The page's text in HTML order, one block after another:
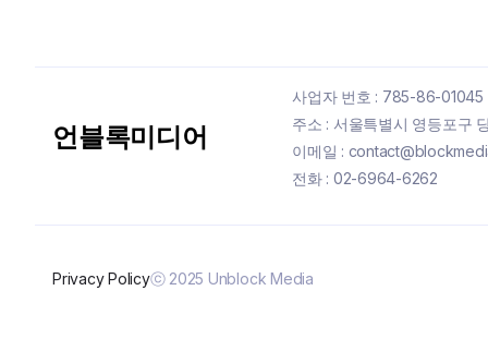
언블록미디어
사업자 번호 : 785-86-01045
주소 : 서울특별시 영등포구
이메일 :
전화 : 02-6964-6262
Privacy Policyⓒ 2025 Unblock Media